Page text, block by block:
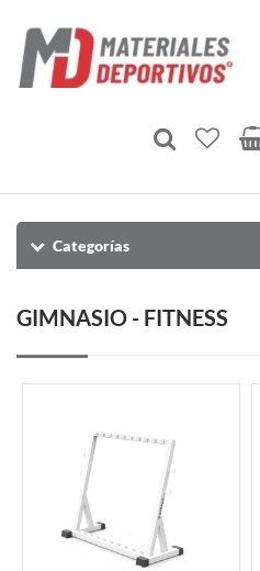
Categorías
GIMNASIO - FITNESS